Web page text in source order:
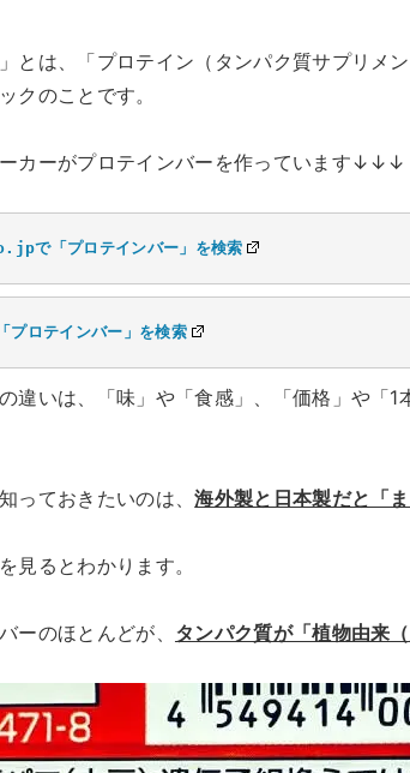
」とは、「プロテイン（タンパク質サプリメ
クのことです。
カーがプロテインバーを作っています↓↓↓
で「プロテインバー」を検索
プロテインバー」を検索
違いは、「味」や「食感」、「価格」や「
っておきたいのは、海外製と日本製だと「ま
見るとわかります。
ーのほとんどが、 タンパク質が「植物由来